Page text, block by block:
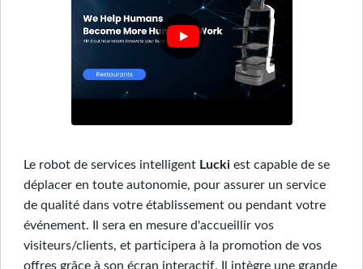
Le robot de services intelligent Lucki est capable de se
déplacer en toute autonomie, pour assurer un service
de qualité dans votre établissement ou pendant votre
événement. Il sera en mesure d'accueillir vos
visiteurs/clients, et participera à la promotion de vos
offres grâce à son écran interactif. Il intègre une grande